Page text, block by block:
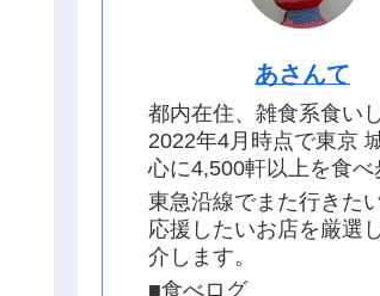
あさんて
都内在住、雑食系食い
2022年4月時点で東京
心に4,500軒以上を食べ
東急沿線でまた行きた
応援したいお店を厳選
介します。
■食べログ